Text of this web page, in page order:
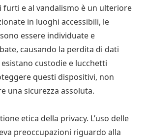
furti e al vandalismo è un ulteriore
in luoghi accessibili, le
essere individuate e
causando la perdita di dati
custodie e lucchetti
questi dispositivi, non
una sicurezza assoluta.
etica della privacy. L’uso delle
preoccupazioni riguardo alla